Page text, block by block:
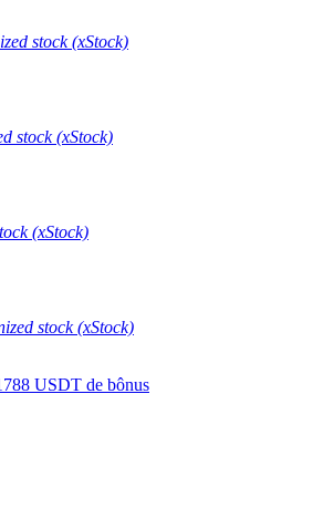
& Win
prize pool
Users
10% APR
| Daily Rewards
stock (xStock)
stock (xStock)
(xStock)
stock (xStock)
USDT de bônus